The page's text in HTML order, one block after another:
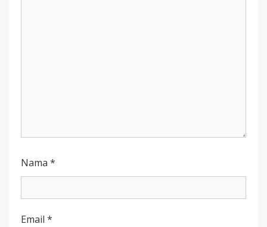
Nama *
Email *